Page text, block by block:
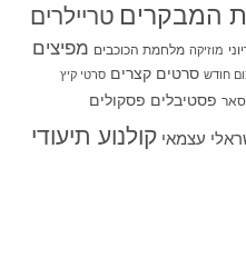
המבקרים טריילרים
מוזיקה מלחמת הכוכבים מפיצים
חודש סרטים קצרים סרטי קיץ
פסטיבלים פסקולים
עצמאי קולנוע תיעודי